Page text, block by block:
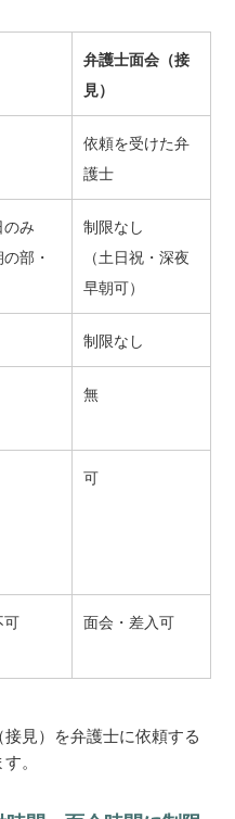
弁護士面会（接
見）
依頼を受けた弁
護士
み
部・
制限なし
（土日祝・深夜
早朝可）
制限なし
無
可
可 面会・差入可
見）を弁護士に依頼する
。